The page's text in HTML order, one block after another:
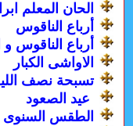
الحان المعلم
أرباع الناقوس
أرباع الناقوس
الاواشى الكبار
تسبحة نصف
عيد الصعود
الطقس